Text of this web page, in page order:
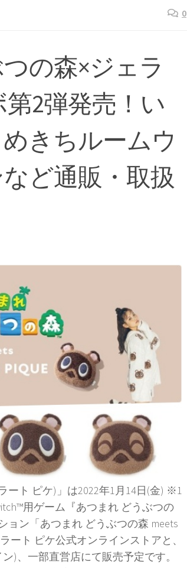
0
の森×ジェラ
2弾発売！い
きちルームウ
ど通販・取扱
ート ピケ)」は2022年1月14日(金) ※1
用ゲーム『あつまれ どうぶつの
ン「あつまれ どうぶつの森 meets
ート ピケ公式オンラインストアと、
)、一部直営店にて販売予定です。